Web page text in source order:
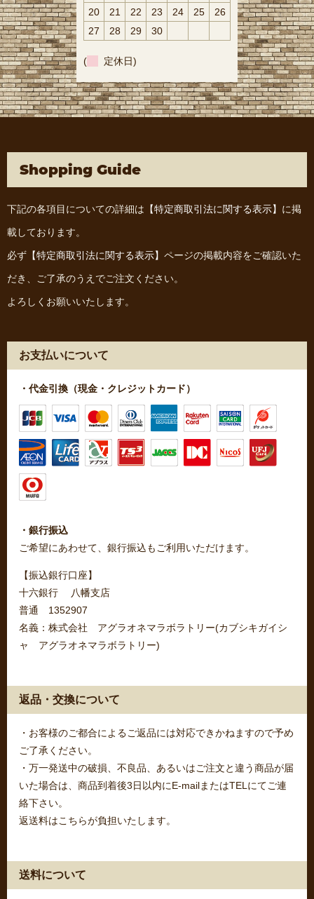
20 21 22 23 24 25
26
27
28 29 30
( 定休日)
Shopping Guide
下記の各項目についての詳細は 【特定商取引法に関する表示】 に掲
載しております。
必ず 【特定商取引法に関する表示】 ページの掲載内容をご確認いた
だき、ご了承のうえでご注文ください。
よろしくお願いいたします。
お支払いについて
・代金引換（現金・クレジットカード）
・銀行振込
ご希望にあわせて、銀行振込もご利用いただけます。
【振込銀行口座】
十六銀行 八幡支店
普通 1352907
名義：株式会社 アグラオネマラボラトリー(カブシキガイシ
ャ アグラオネマラボラトリー)
返品・交換について
・お客様のご都合によるご返品には対応できかねますので予め
ご了承ください。
・万一発送中の破損、不良品、あるいはご注文と違う商品が届
いた場合は、商品到着後3日以内にE-mailまたはTELにてご連
絡下さい。
返送料はこちらが負担いたします。
送料について